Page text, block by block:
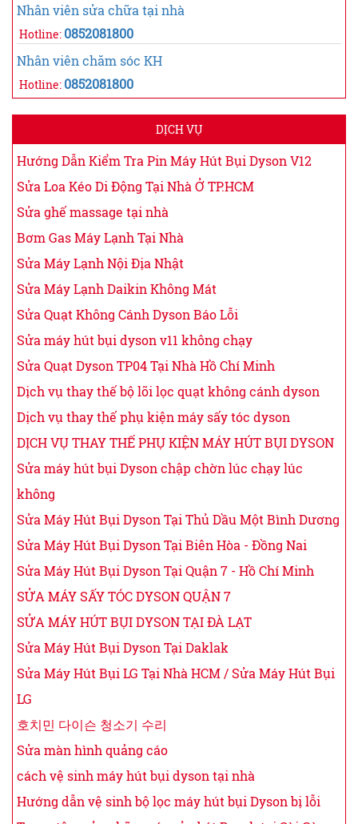
Nhân viên sửa chữa tại nhà
Hotline: 0852081800
Nhân viên chăm sóc KH
Hotline: 0852081800
DỊCH VỤ
Hướng Dẫn Kiểm Tra Pin Máy Hút Bụi Dyson V12
Sửa Loa Kéo Di Động Tại Nhà Ở TP.HCM
Sửa ghế massage tại nhà
Bơm Gas Máy Lạnh Tại Nhà
Sửa Máy Lạnh Nội Địa Nhật
Sửa Máy Lạnh Daikin Không Mát
Sửa Quạt Không Cánh Dyson Báo Lỗi
Sửa máy hút bụi dyson v11 không chạy
Sửa Quạt Dyson TP04 Tại Nhà Hồ Chí Minh
Dịch vụ thay thế bộ lõi lọc quạt không cánh dyson
Dịch vụ thay thế phụ kiện máy sấy tóc dyson
DỊCH VỤ THAY THẾ PHỤ KIỆN MÁY HÚT BỤI DYSON
Sửa máy hút bụi Dyson chập chờn lúc chạy lúc
không
Sửa Máy Hút Bụi Dyson Tại Thủ Dầu Một Bình Dương
Sửa Máy Hút Bụi Dyson Tại Biên Hòa - Đồng Nai
Sửa Máy Hút Bụi Dyson Tại Quận 7 - Hồ Chí Minh
SỬA MÁY SẤY TÓC DYSON QUẬN 7
SỬA MÁY HÚT BỤI DYSON TẠI ĐÀ LẠT
Sửa Máy Hút Bụi Dyson Tại Daklak
Sửa Máy Hút Bụi LG Tại Nhà HCM / Sửa Máy Hút Bụi
LG
호치민 다이슨 청소기 수리
Sửa màn hình quảng cáo
cách vệ sinh máy hút bụi dyson tại nhà
Hướng dẫn vệ sinh bộ lọc máy hút bụi Dyson bị lỗi